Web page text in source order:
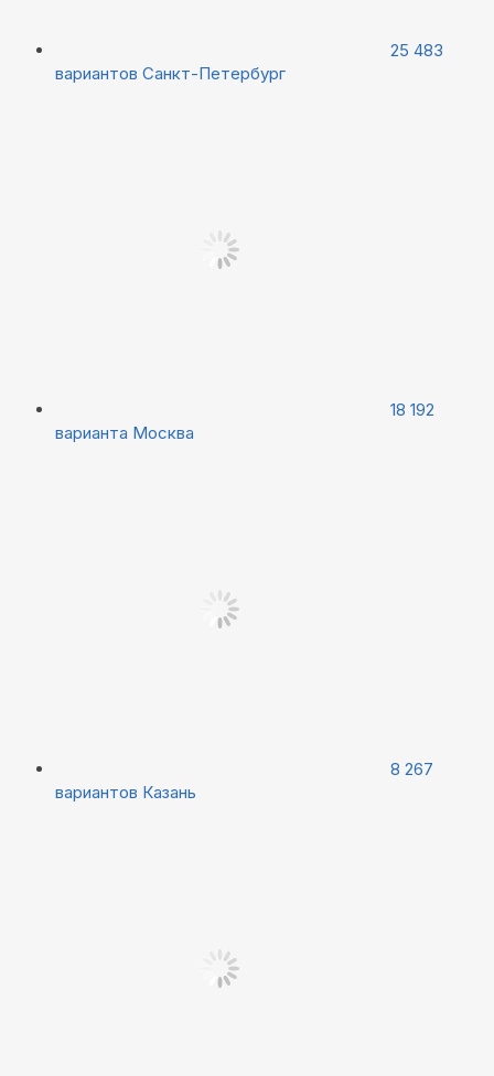
25 483
вариантов Санкт-Петербург
18 192
варианта Москва
8 267
вариантов Казань